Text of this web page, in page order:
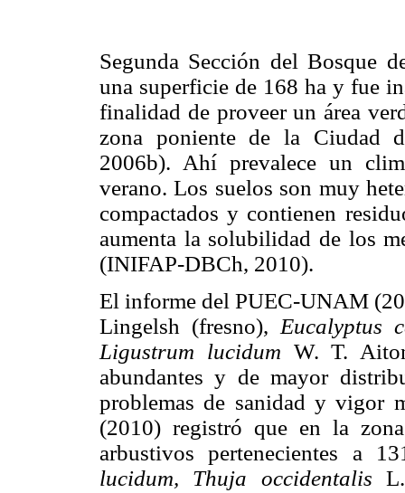
Segunda Sección del Bosque
una superficie de 168 ha y fue
finalidad de proveer un área
zona poniente de la Ciudad
2006b). Ahí prevalece un
verano. Los suelos son muy
compactados y contienen
aumenta la solubilidad de los
(INIFAP-DBCh, 2010).
El informe del PUEC-UNAM
Lingelsh (fresno), Eucalyptus
Ligustrum lucidum W. T.
abundantes y de mayor
problemas de sanidad y vigor
(2010) registró que en la
arbustivos pertenecientes a
lucidum, Thuja occidentalis